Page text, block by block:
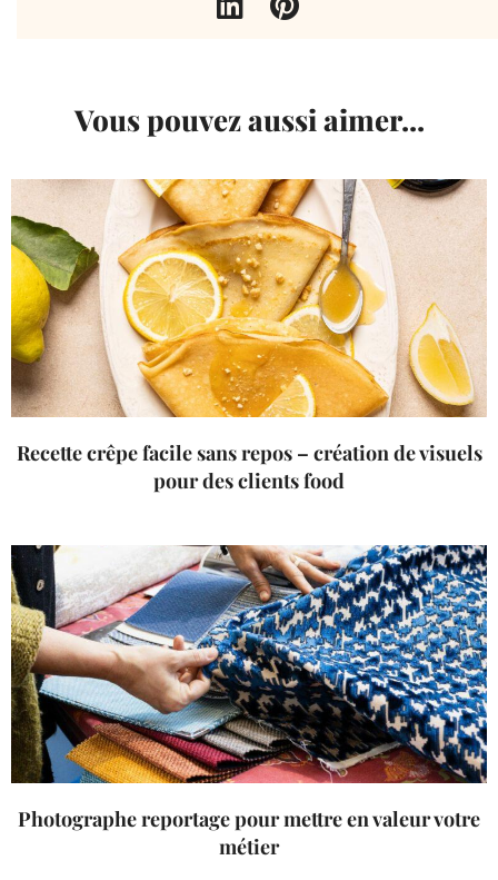
Vous pouvez aussi aimer...
Recette crêpe facile sans repos – création de visuels
pour des clients food
Photographe reportage pour mettre en valeur votre
métier